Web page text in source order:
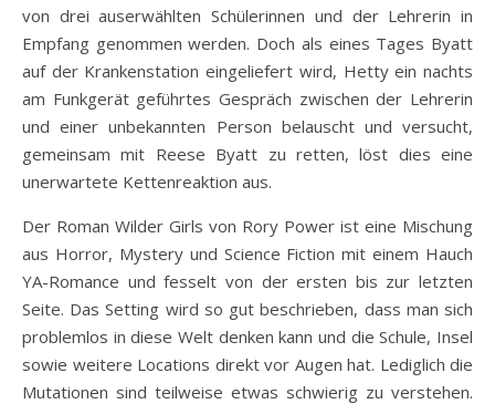
von drei auserwählten Schülerinnen und der Lehrerin in
Empfang genommen werden. Doch als eines Tages Byatt
auf der Krankenstation eingeliefert wird, Hetty ein nachts
am Funkgerät geführtes Gespräch zwischen der Lehrerin
und einer unbekannten Person belauscht und versucht,
gemeinsam mit Reese Byatt zu retten, löst dies eine
unerwartete Kettenreaktion aus.
Der Roman Wilder Girls von Rory Power ist eine Mischung
aus Horror, Mystery und Science Fiction mit einem Hauch
YA-Romance und fesselt von der ersten bis zur letzten
Seite. Das Setting wird so gut beschrieben, dass man sich
problemlos in diese Welt denken kann und die Schule, Insel
sowie weitere Locations direkt vor Augen hat. Lediglich die
Mutationen sind teilweise etwas schwierig zu verstehen.